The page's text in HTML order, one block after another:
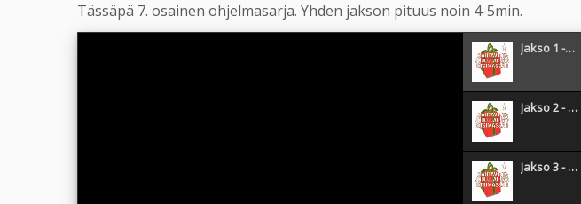
Tässäpä 7. osainen ohjelmasarja. Yhden jakson pituus noin 4-5min.
Jakso 1 -…
Jakso 2 - …
Jakso 3 - …